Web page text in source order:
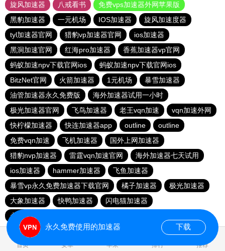
旋风加速器
八戒看书
免费vps加速器外网苹果版
黑豹加速器
一元机场 IOS加速器
旋风加速度器
tyl加速器官网
猎豹vp加速器官网
ios加速器
黑洞加速官网
红海pro加速器
香蕉加速器vp官网
蚂蚁加速npv下载官网ios
蚂蚁加速npv下载官网ios
BitzNet官网
火箭加速器 1元机场
暴雪加速器
油管加速器永久免费版
海外加速器试用一小时
极光加速器官网
飞鸟加速器 老王vqn加速
vqn加速外网
快柠檬加速器
快连加速器app outline
outline
免费vqn加速
飞机加速器
国外上网加速器
猎豹nvp加速器
雷霆vqn加速官网
海外加速器七天试用
ios加速器
hammer加速器
飞鱼加速器
暴雪vp永久免费加速器下载官网
橘子加速器
极光加速器
大象加速器
快鸭加速器
闪电猫加速器
永久免费vqn加速外网
首页 安卓 苹果 排行 推荐
永久免费使用的加速器 下载
1.799976s